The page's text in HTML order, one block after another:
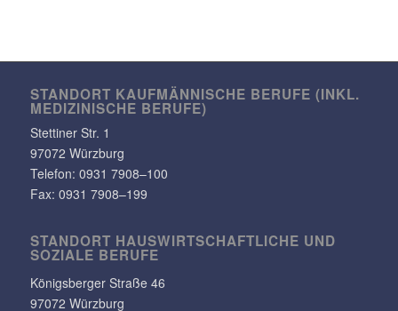
STANDORT KAUF­MÄN­NI­SCHE BERUFE (INKL.
MEDI­ZI­NI­SCHE BERUFE)
Stet­tiner Str. 1
97072 Würzburg
Telefon: 0931 7908–100
Fax: 0931 7908–199
STANDORT HAUS­WIRT­SCHAFT­LICHE UND
SOZIALE BERUFE
Königs­berger Straße 46
97072 Würzburg